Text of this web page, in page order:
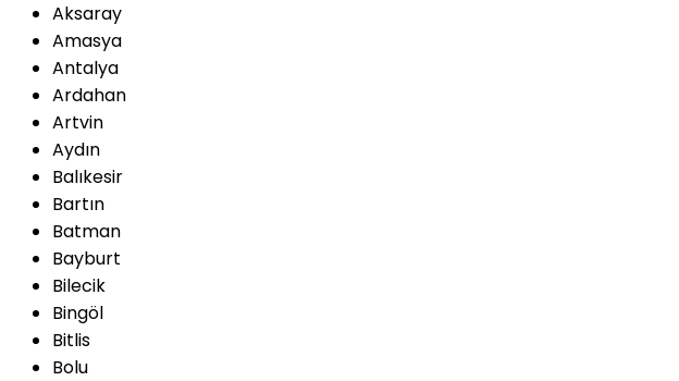
Aksaray
Amasya
Antalya
Ardahan
Artvin
Aydın
Balıkesir
Bartın
Batman
Bayburt
Bilecik
Bingöl
Bitlis
Bolu